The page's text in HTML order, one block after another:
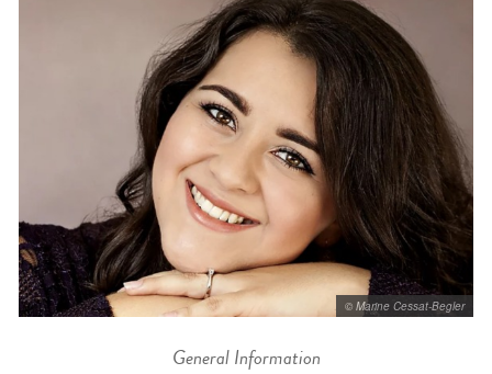
© Marine Cessat-Begler
General Information